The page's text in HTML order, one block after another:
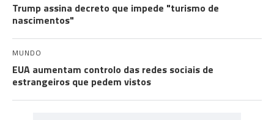
Trump assina decreto que impede "turismo de
nascimentos"
MUNDO
EUA aumentam controlo das redes sociais de
estrangeiros que pedem vistos